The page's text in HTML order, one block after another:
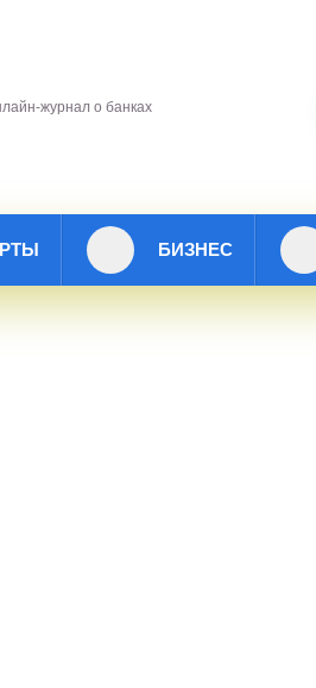
журнал о банках
БИЗНЕС